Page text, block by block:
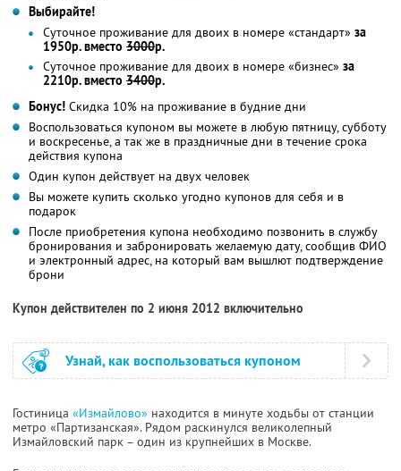
Выбирайте!
Суточное проживание для двоих в номере «стандарт» за
1950р. вместо 3000р.
Суточное проживание для двоих в номере «бизнес» за
2210р. вместо 3400р.
Бонус! Скидка 10% на проживание в будние дни
Воспользоваться купоном вы можете в любую пятницу, субботу
и воскресенье, а так же в праздничные дни в течение срока
действия купона
Один купон действует на двух человек
Вы можете купить сколько угодно купонов для себя и в
подарок
После приобретения купона необходимо позвонить в службу
бронирования и забронировать желаемую дату, сообщив ФИО
и электронный адрес, на который вам вышлют подтверждение
брони
Купон действителен по 2 июня 2012 включительно
Узнай, как воспользоваться купоном
Гостиница «Измайлово» находится в минуте ходьбы от станции
метро «Партизанская». Рядом раскинулся великолепный
Измайловский парк – один из крупнейших в Москве.